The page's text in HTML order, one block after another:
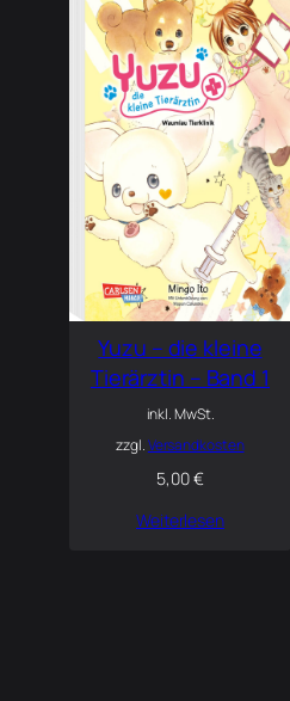
Yuzu – die kleine
Tierärztin – Band 1
inkl. MwSt.
zzgl.Versandkosten
5,00€
Weiterlesen